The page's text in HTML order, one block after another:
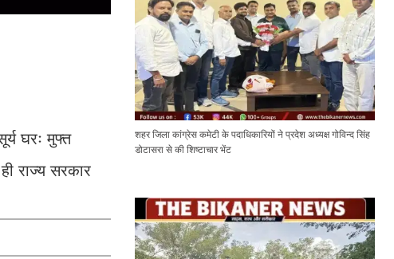
घरः मुफ्त
राज्य सरकार
शहर जिला कांग्रेस कमेटी के पदाधिकारियों ने प्रदेश अध्यक्ष गोविन्द सिंह
डोटासरा से की शिष्टाचार भेंट